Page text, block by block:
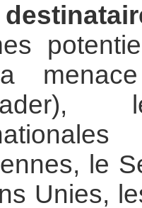
le
Unies,